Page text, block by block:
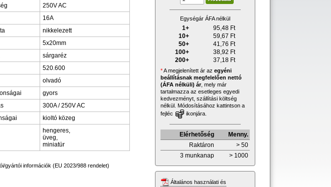
250V AC
16A
nikkelezett
5x20mm
sárgaréz
520.600
olvadó
gyors
300A / 250V AC
kioltó közeg
hengeres,
üveg,
miniatür
gyártói információk (EU 2023/988 rendelet)
Egységár ÁFA nélkül
1+ 95,48 Ft
10+
59,67 Ft
50+
41,76 Ft
100+
38,92 Ft
200+
37,18 Ft
*A megjelenített ár az egyéni
beállításnak megfelelően nettó
(ÁFA nélküli) ár, mely már
tartalmazza az esetleges egyedi
kedvezményt, szállítási költség
nélkül. Módosításához kattintson a
fejléc
ikonjára.
Elérhetőség
Menny.
Raktáron
> 50
3 munkanap
> 1000
Általános használati és